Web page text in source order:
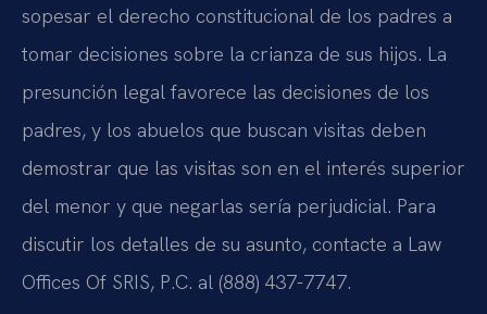
sopesar el derecho constitucional de los padres a
tomar decisiones sobre la crianza de sus hijos. La
presunción legal favorece las decisiones de los
padres, y los abuelos que buscan visitas deben
demostrar que las visitas son en el interés superior
del menor y que negarlas sería perjudicial. Para
discutir los detalles de su asunto, contacte a Law
Offices Of SRIS, P.C. al (888) 437-7747.